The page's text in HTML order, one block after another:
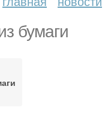
бумаги